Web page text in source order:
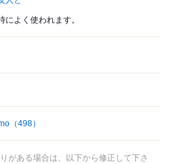
によく使われます。
（498）
がある場合は、以下から修正して下さ